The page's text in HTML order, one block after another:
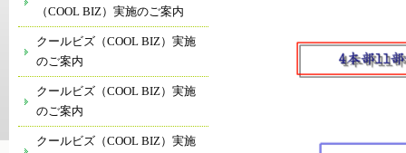
（COOL BIZ）実施のご案内
クールビズ（COOL BIZ）実施
のご案内
クールビズ（COOL BIZ）実施
のご案内
クールビズ（COOL BIZ）実施